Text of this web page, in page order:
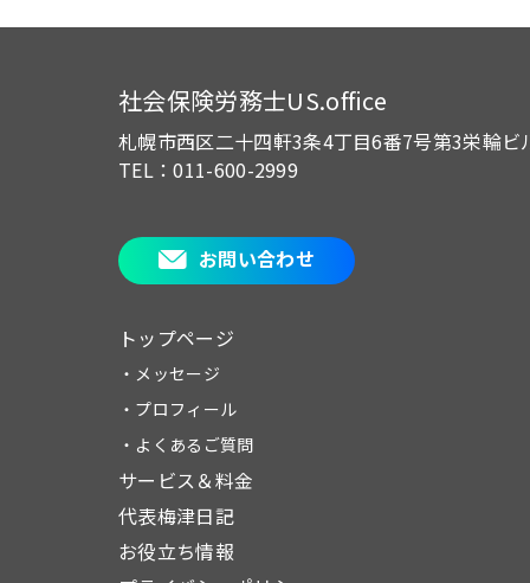
社会保険労務士US.office
札幌市西区二十四軒3条4丁目6番7号第3栄輪ビ
TEL：011-600-2999
お問い合わせ
トップページ
・メッセージ
・プロフィール
・よくあるご質問
サービス＆料金
代表梅津日記
お役立ち情報